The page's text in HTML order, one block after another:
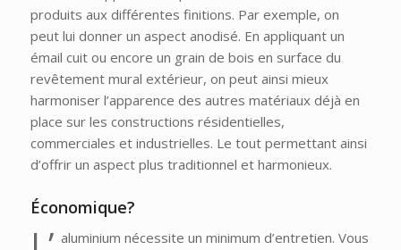
produits aux différentes finitions. Par exemple, on
peut lui donner un aspect anodisé. En appliquant un
émail cuit ou encore un grain de bois en surface du
revêtement mural extérieur, on peut ainsi mieux
harmoniser l’apparence des autres matériaux déjà en
place sur les constructions résidentielles,
commerciales et industrielles. Le tout permettant ainsi
d’offrir un aspect plus traditionnel et harmonieux.
Économique?
aluminium nécessite un minimum d’entretien. Vous